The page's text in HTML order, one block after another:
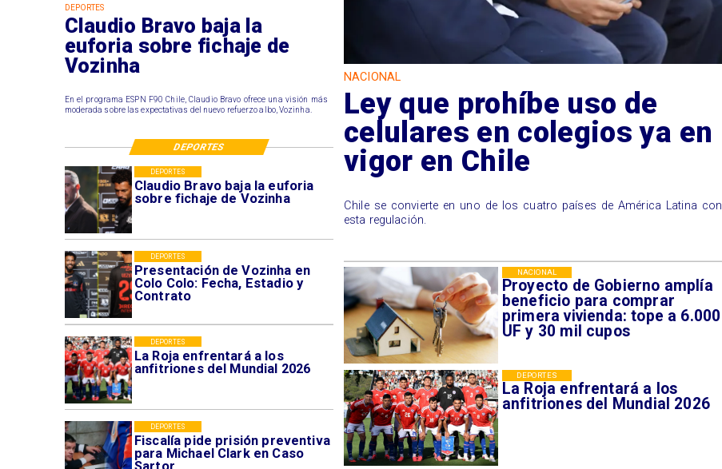
Claudio Bravo baja la euforia
sobre fichaje de Vozinha
DEPORTES
Presentación de Vozinha en
Colo Colo: Fecha, Estadio y
Contrato
DEPORTES
La Roja enfrentará a los
anfitriones del Mundial 2026
DEPORTES
Fiscalía pide prisión preventiva
para Michael Clark en Caso
DEPORTES
Proyecto de Gobierno amplía
beneficio para comprar
primera vivienda: tope a 6.000
UF y 30 mil cupos
NACIONAL
La Roja enfrentará a los
anfitriones del Mundial 2026
DEPORTES
DEPORTES
Claudio Bravo baja la
euforia sobre fichaje de
Vozinha
En el programa ESPN F90 Chile, Claudio Bravo ofrece una visión más
moderada sobre las expectativas del nuevo refuerzo albo, Vozinha.
NACIONAL
Ley que prohíbe uso de
celulares en colegios ya en
vigor en Chile
Chile se convierte en uno de los cuatro países de América Latina con
esta regulación.
DEPORTES